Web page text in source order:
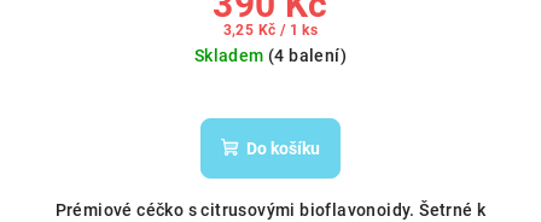
Měrná
3,25 Kč / 1 ks
Skladem (4 balení)
Do košíku
Prémiové céčko s citrusovými bioflavonoidy. Šetrné k